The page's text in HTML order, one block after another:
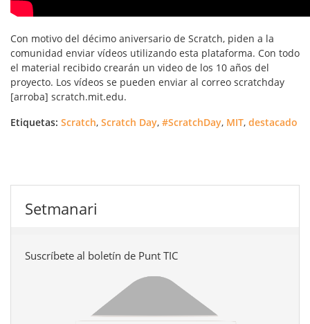
Con motivo del décimo aniversario de Scratch, piden a la
comunidad enviar vídeos utilizando esta plataforma. Con todo
el material recibido crearán un video de los 10 años del
proyecto. Los vídeos se pueden enviar al correo scratchday
[arroba] scratch.mit.edu.
Etiquetas: Scratch, Scratch Day, #ScratchDay, MIT, destacado
Setmanari
Suscríbete al boletín de Punt TIC